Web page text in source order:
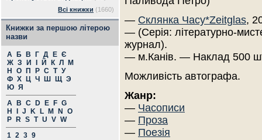
Всі книжки (1660)
Книжки за першою літерою
назви
А Б В Г Д Е Є
Ж З И Й К Л
М
Н
О П Р С Т У
Ф Х Ц Ч Ш Щ Э
Ю Я
A
B C D E F G
H
J K L M N
O
P
R S T U V W
1 2 3 9
— Склянка Часу*Zeitglas,
— (Серія: літературно-
журнал).
— м.Канів. — Наклад 500
Можливість автографа.
Жанр:
— Часописи
— Проза
— Поезія